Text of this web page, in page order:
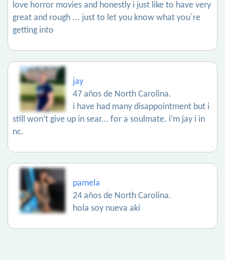
love horror movies and honestly i just like to have very
great and rough ... just to let you know what you´re
getting into
jay
47 años de North Carolina.
i have had many disappointment but i
still won’t give up in sear... for a soulmate. i’m jay i in
nc.
pamela
24 años de North Carolina.
hola soy nueva aki